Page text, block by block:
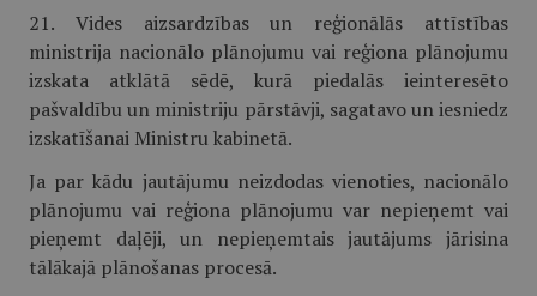
21. Vides aizsardzības un reģionālās attīstības
ministrija nacionālo plānojumu vai reģiona plānojumu
izskata atklātā sēdē, kurā piedalās ieinteresēto
pašvaldību un ministriju pārstāvji, sagatavo un iesniedz
izskatīšanai Ministru kabinetā.
Ja par kādu jautājumu neizdodas vienoties, nacionālo
plānojumu vai reģiona plānojumu var nepieņemt vai
pieņemt daļēji, un nepieņemtais jautājums jārisina
tālākajā plānošanas procesā.